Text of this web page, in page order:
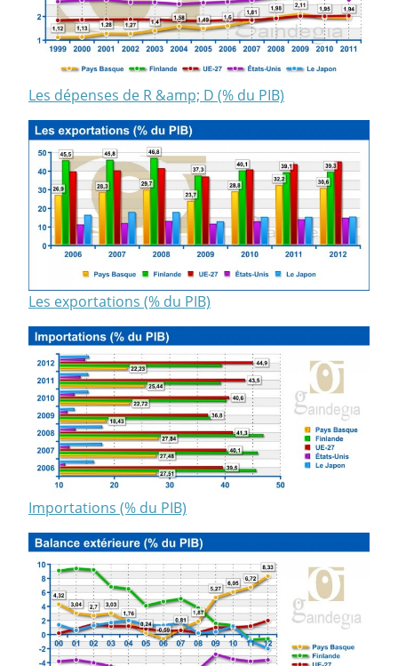
Les dépenses de R &amp; D (% du PIB)
Les exportations (% du PIB)
Importations (% du PIB)